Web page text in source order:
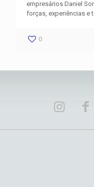
empresários Daniel
forças, experiências e
0